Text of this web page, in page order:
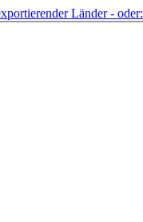
Länder - oder: